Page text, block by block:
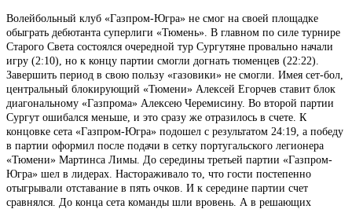
Волейбольный клуб «Газпром-Югра» не смог на своей площадке
обыграть дебютанта суперлиги «Тюмень». В главном по силе турнире
Старого Света состоялся очередной тур Сургутяне провально начали
игру (2:10), но к концу партии смогли догнать тюменцев (22:22).
Завершить период в свою пользу «газовики» не смогли. Имея сет-бол,
центральный блокирующий «Тюмени» Алексей Егорчев ставит блок
диагональному «Газпрома» Алексею Черемисину. Во второй партии
Сургут ошибался меньше, и это сразу же отразилось в счете. К
концовке сета «Газпром-Югра» подошел с результатом 24:19, а победу
в партии оформил после подачи в сетку португальского легионера
«Тюмени» Мартинса Лимы. До середины третьей партии «Газпром-
Югра» шел в лидерах. Настораживало то, что гости постепенно
отыгрывали отставание в пять очков. И к середине партии счет
сравнялся. До конца сета команды шли вровень. А в решающих